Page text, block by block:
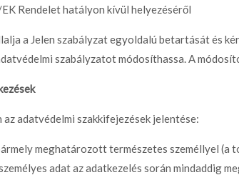
Rendelet hatályon kívül helyezéséről
a Jelen szabályzat egyoldalú betartását és
szabályzatot módosíthassa. A
az adatvédelmi szakkifejezések jelentése:
meghatározott természetes személlyel
adat az adatkezelés során mindaddig